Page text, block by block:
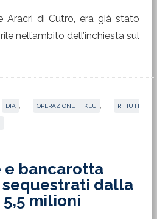
Aracri di Cutro, era già stato
nell’ambito dell’inchiesta sul
DIA OPERAZIONE KEU RIFIUTI
e bancarotta
dalla
5,5 milioni